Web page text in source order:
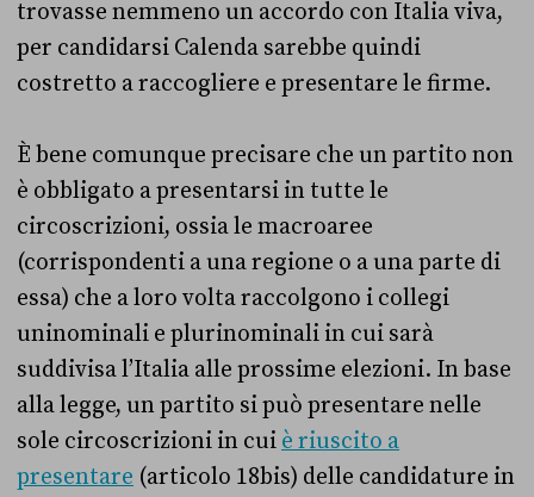
trovasse nemmeno un accordo con Italia viva,
per candidarsi Calenda sarebbe quindi
costretto a raccogliere e presentare le firme.
È bene comunque precisare che un partito non
è obbligato a presentarsi in tutte le
circoscrizioni, ossia le macroaree
(corrispondenti a una regione o a una parte di
essa) che a loro volta raccolgono i collegi
uninominali e plurinominali in cui sarà
suddivisa l’Italia alle prossime elezioni. In base
alla legge, un partito si può presentare nelle
sole circoscrizioni in cui è riuscito a
presentare (articolo 18bis) delle candidature in